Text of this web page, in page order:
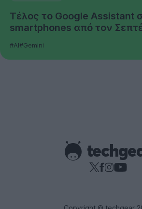
Τέλος το Google Assistant
smartphones από τον
#AI#Gemini